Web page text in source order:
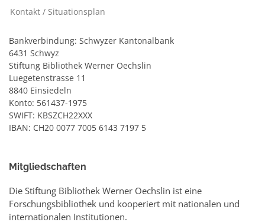
Kontakt / Situationsplan
Bankverbindung: Schwyzer Kantonalbank
6431 Schwyz
Stiftung Bibliothek Werner Oechslin
Luegetenstrasse 11
8840 Einsiedeln
Konto: 561437-1975
SWIFT: KBSZCH22XXX
IBAN: CH20 0077 7005 6143 7197 5
Mitgliedschaften
Die Stiftung Bibliothek Werner Oechslin ist eine
Forschungsbibliothek und kooperiert mit nationalen und
internationalen Institutionen.